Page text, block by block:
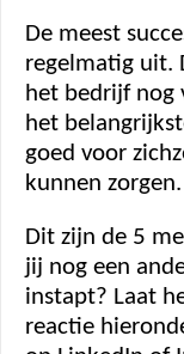
De meest
regelmatig uit.
het bedrijf nog
het
goed voor
kunnen zorgen.
Dit zijn de 5
jij nog een
instapt? Laat
reactie